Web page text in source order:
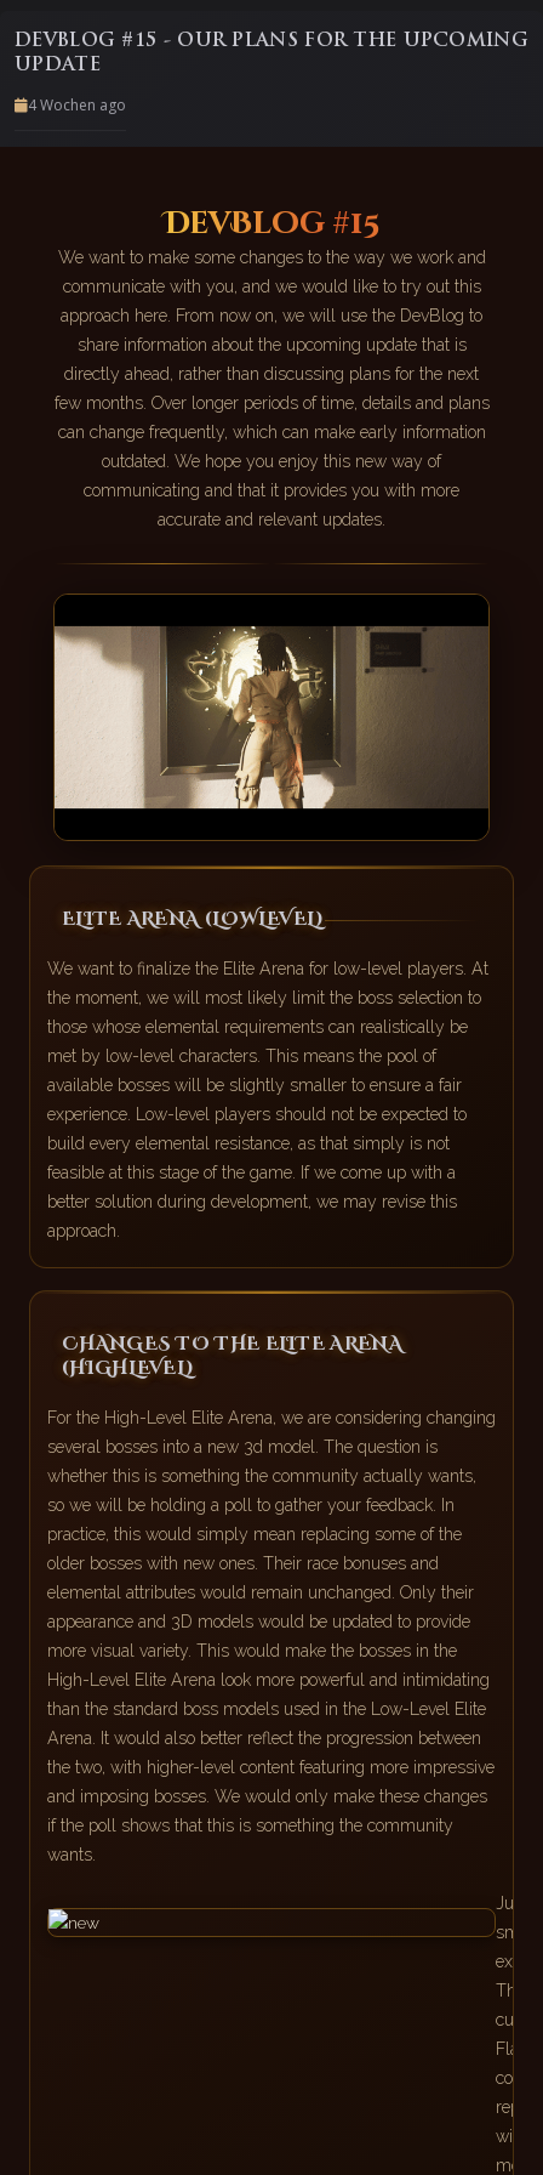
DEVBLOG #15 - OUR PLANS FOR THE UPCOMING
UPDATE
4 Wochen ago
DevBlog #15
We want to make some changes to the way we work and
communicate with you, and we would like to try out this
approach here. From now on, we will use the DevBlog to
share information about the upcoming update that is
directly ahead, rather than discussing plans for the next
few months. Over longer periods of time, details and plans
can change frequently, which can make early information
outdated. We hope you enjoy this new way of
communicating and that it provides you with more
accurate and relevant updates.
ELITE ARENA (LOWLEVEL)
We want to finalize the Elite Arena for low-level players. At
the moment, we will most likely limit the boss selection to
those whose elemental requirements can realistically be
met by low-level characters. This means the pool of
available bosses will be slightly smaller to ensure a fair
experience. Low-level players should not be expected to
build every elemental resistance, as that simply is not
feasible at this stage of the game. If we come up with a
better solution during development, we may revise this
approach.
CHANGES TO THE ELITE ARENA
(HIGHLEVEL)
For the High-Level Elite Arena, we are considering changing
several bosses into a new 3d model. The question is
whether this is something the community actually wants,
so we will be holding a poll to gather your feedback. In
practice, this would simply mean replacing some of the
older bosses with new ones. Their race bonuses and
elemental attributes would remain unchanged. Only their
appearance and 3D models would be updated to provide
more visual variety. This would make the bosses in the
High-Level Elite Arena look more powerful and intimidating
than the standard boss models used in the Low-Level Elite
Arena. It would also better reflect the progression between
the two, with higher-level content featuring more impressive
and imposing bosses. We would only make these changes
if the poll shows that this is something the community
wants.
Just
small
The
could
with a